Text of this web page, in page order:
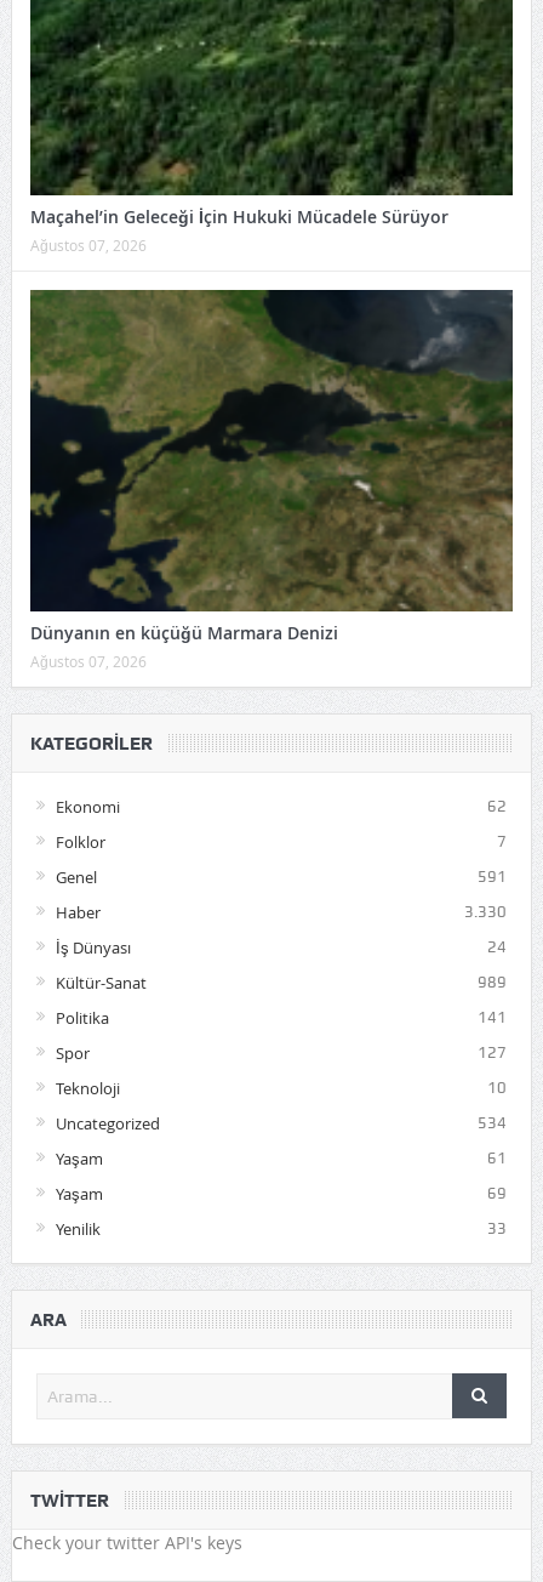
Maçahel’in Geleceği İçin Hukuki Mücadele Sürüyor
Ağustos 07, 2026
Dünyanın en küçüğü Marmara Denizi
Ağustos 07, 2026
KATEGORILER
Ekonomi 62
Folklor 7
Genel 591
Haber 3.330
İş Dünyası 24
Kültür-Sanat 989
Politika 141
Spor 127
Teknoloji 10
Uncategorized 534
Yaşam 61
Yaşam 69
Yenilik 33
ARA
TWITTER
Check your twitter API's keys